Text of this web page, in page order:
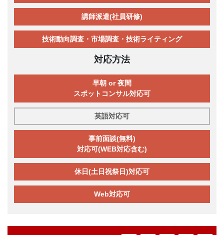
講師派遣(社員研修)
技術動向調査・市場調査・技術ライティング
対応方法
早朝 or 夜間
スポットコンサル対応可
英語対応可
事前面談(無料)
対応可(WEB対応含む)
休日(土日祝祭日)対応可
Web対応可